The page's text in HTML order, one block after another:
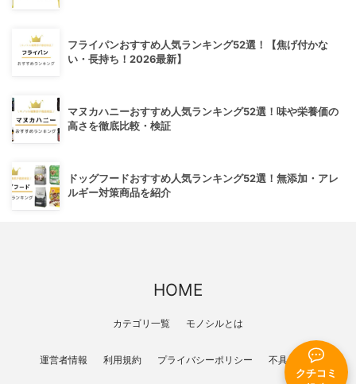
クチコミ
フライパンおすすめ人気ランキング52選！【焦げ付かな
い・長持ち！2026最新】
マヌカハニーおすすめ人気ランキング52選！味や栄養価の
高さを徹底比較・検証
ドッグフードおすすめ人気ランキング52選！無添加・アレ
ルギー対策商品を紹介
HOME
カテゴリ一覧 モノシルとは
運営者情報 利用規約 プライバシーポリシー 不具合報告